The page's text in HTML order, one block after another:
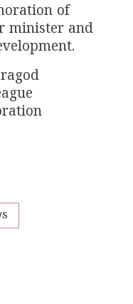
of
minister and